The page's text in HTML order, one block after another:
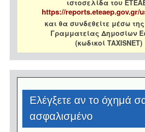
ιστοσελίδα του
https://reports.eteaep.gov.gr/
και θα συνδεθείτε μέσω
Γραμματείας Δημοσίων
(κωδικοί TAXISNET)
Eλέγξετε αν το όχημά
ασφαλισμένο